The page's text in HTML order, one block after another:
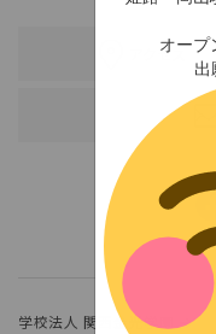
オープ
出
アクセス
学校法人 関西金光学園